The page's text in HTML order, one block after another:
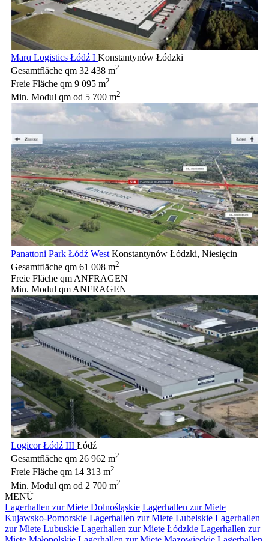
Marq Logistics Łódź I Konstantynów Łódzki
Gesamtfläche qm 32 438 m2
Freie Fläche qm 9 095 m2
Min. Modul qm od 5 700 m2
Panattoni Park Łódź West Konstantynów Łódzki, Niesięcin
Gesamtfläche qm 61 008 m2
Freie Fläche qm ANFRAGEN
Min. Modul qm ANFRAGEN
Logicor Łódź III Łódź
Gesamtfläche qm 26 962 m2
Freie Fläche qm 14 313 m2
Min. Modul qm od 2 700 m2
MENÜ
Lagerhallen zur Miete Dolnośląskie Lagerhallen zur Miete
Kujawsko-Pomorskie Lagerhallen zur Miete Lubelskie Lagerhallen
zur Miete Lubuskie Lagerhallen zur Miete Łódzkie Lagerhallen zur